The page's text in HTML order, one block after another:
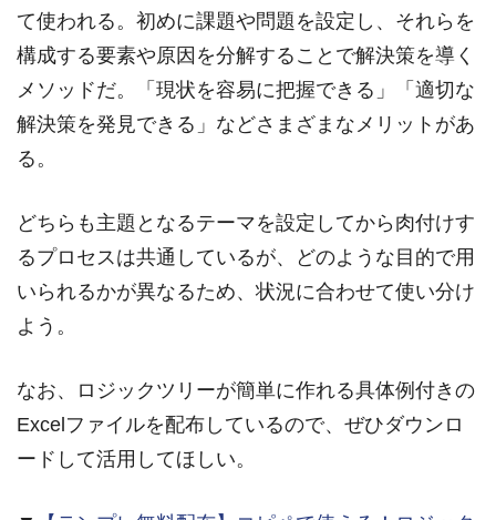
て使われる。初めに課題や問題を設定し、それらを
構成する要素や原因を分解することで解決策を導く
メソッドだ。「現状を容易に把握できる」「適切な
解決策を発見できる」などさまざまなメリットがあ
る。
どちらも主題となるテーマを設定してから肉付けす
るプロセスは共通しているが、どのような目的で用
いられるかが異なるため、状況に合わせて使い分け
よう。
なお、ロジックツリーが簡単に作れる具体例付きの
Excelファイルを配布しているので、ぜひダウンロ
ードして活用してほしい。